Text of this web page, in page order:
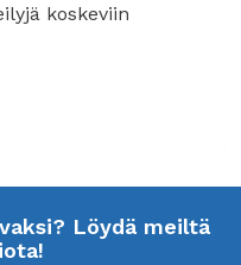
koskeviin
Löydä meiltä